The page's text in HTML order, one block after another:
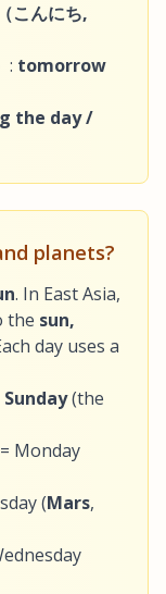
こんにち,
: tomorrow
the day /
planets?
. In East Asia,
the sun,
day uses a
Sunday(the
= Monday
(Mars,